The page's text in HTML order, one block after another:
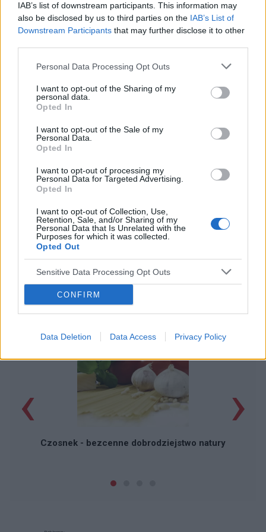
IAB’s list of downstream participants. This information may
also be disclosed by us to third parties on the IAB’s List of
Downstream Participants that may further disclose it to other
Personal Data Processing Opt Outs
I want to opt-out of the Sharing of my
personal data.
Opted In
I want to opt-out of the Sale of my
Personal Data.
Opted In
I want to opt-out of processing my
Personal Data for Targeted Advertising.
Opted In
I want to opt-out of Collection, Use,
Retention, Sale, and/or Sharing of my
Personal Data that Is Unrelated with the
Purposes for which it was collected.
Opted Out
Sensitive Data Processing Opt Outs
CONFIRM
Data Deletion Data Access Privacy Policy
POPULARNE PORADY
Czosnek - bezcenne dobrodziejstwo natury
‹ ›